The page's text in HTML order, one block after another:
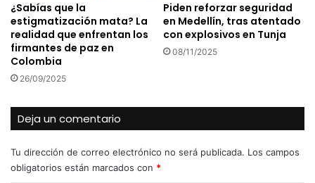
¿Sabías que la
estigmatización mata? La
realidad que enfrentan los
firmantes de paz en
Colombia
26/09/2025
Piden reforzar seguridad
en Medellín, tras atentado
con explosivos en Tunja
08/11/2025
Deja un comentario
Tu dirección de correo electrónico no será publicada. Los campos
obligatorios están marcados con *